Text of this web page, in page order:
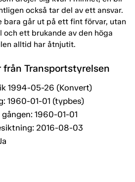
också tar del av ett ansvar.
bara går ut på ett fint förvar, utan
och ett brukande av den höga
alltid har åtnjutit.
Transportstyrelsen
1994-05-26 (Konvert)
1960-01-01 (typbes)
1960-01-01
2016-08-03